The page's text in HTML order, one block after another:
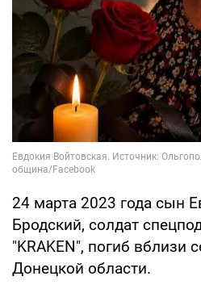
24 марта 2023 года сын
Бродский, солдат
"KRAKEN", погиб вблизи
Донецкой области.